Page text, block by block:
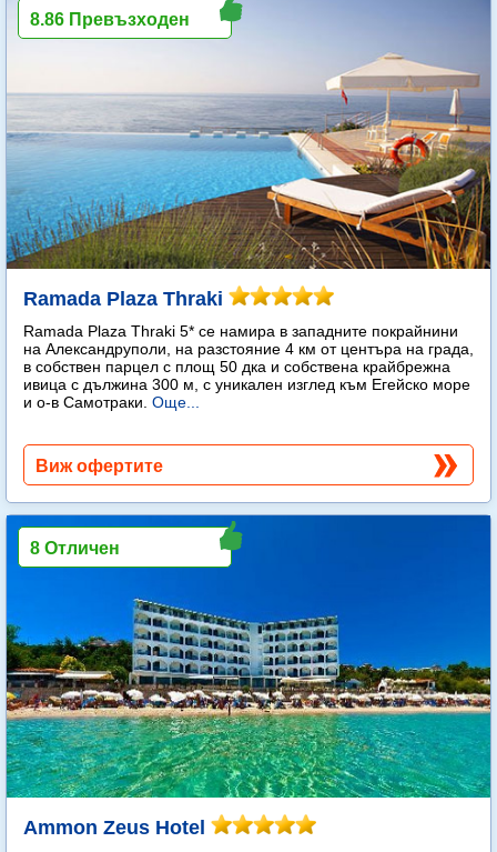
Ramada Plaza Thraki
Ramada Plaza Thraki 5* се намира в западните покрайнини
на Александруполи, на разстояние 4 км от центъра на града,
в собствен парцел с площ 50 дка и собствена крайбрежна
ивица с дължина 300 м, с уникален изглед към Егейско море
и о-в Самотраки. Още...
8.86 Превъзходен
Виж офертите
Ammon Zeus Hotel
8 Отличен